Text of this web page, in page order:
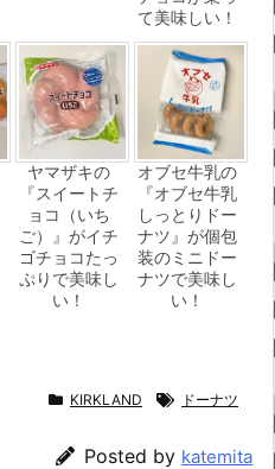
て美味しい！
ヤマザキの
『スイートチ
ョコ（いち
ご）』がイチ
ゴチョコたっ
ぷりで美味し
い！
オブセ牛乳の
『オブセ牛乳
しっとりドー
ナツ』が個包
装のミニドー
ナツで美味し
い！
KIRKLAND ドーナツ
Posted by katemita